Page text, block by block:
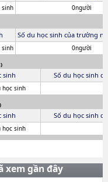
sinh 0người
Số du học sinh của trường
sinh 0người
sinh Số du học sinh
học sinh
sinh Số du học sinh
học sinh
xem gần đây